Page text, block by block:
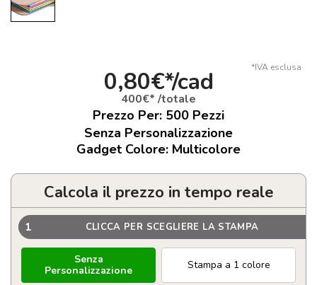
*IVA esclusa
0,80€*/cad
400€* /totale
Prezzo Per: 500 Pezzi
Senza Personalizzazione
Gadget Colore: Multicolore
Calcola il prezzo in tempo reale
1 CLICCA PER SCEGLIERE LA STAMPA
Senza
Personalizzazione
Stampa a 1 colore